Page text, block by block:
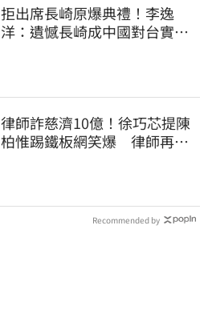
拒出席長崎原爆典禮！李逸
洋：遺憾長崎成中國對台實施
律師詐慈濟10億！徐巧芯提陳
柏惟踢鐵板網笑爆 律師再曬1
Recommended by